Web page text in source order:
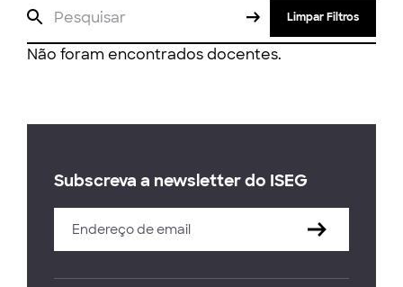
Limpar Filtros
Não foram encontrados docentes.
Subscreva a newsletter do ISEG